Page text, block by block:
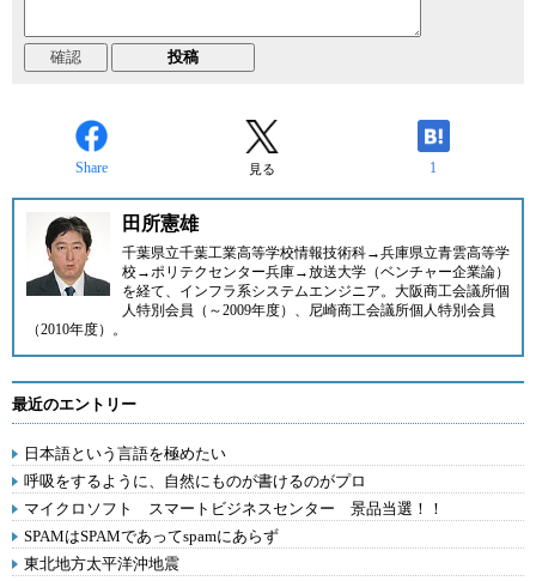
Share 見る 1
田所憲雄
千葉県立千葉工業高等学校情報技術科→兵庫県立青雲高等学
校→ポリテクセンター兵庫→放送大学（ベンチャー企業論）
を経て、インフラ系システムエンジニア。大阪商工会議所個
人特別会員（～2009年度）、尼崎商工会議所個人特別会員
（2010年度）。
最近のエントリー
日本語という言語を極めたい
呼吸をするように、自然にものが書けるのがプロ
マイクロソフト スマートビジネスセンター 景品当選！！
SPAMはSPAMであってspamにあらず
東北地方太平洋沖地震